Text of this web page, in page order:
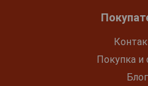
Покупка и
Блог